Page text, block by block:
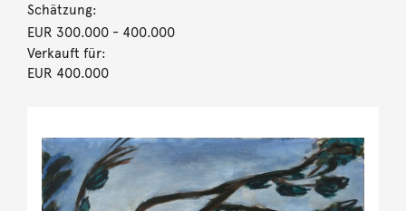
Schätzung:
EUR 300.000- 400.000
Verkauft für:
EUR 400.000